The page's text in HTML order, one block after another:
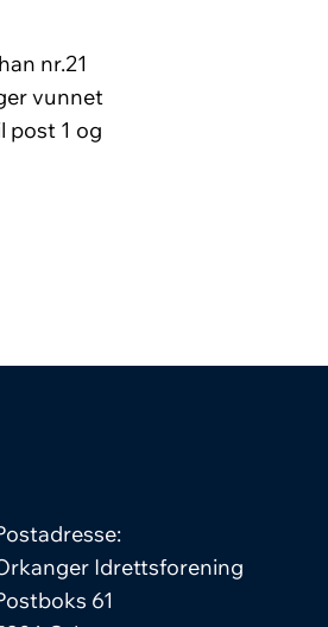
nr.21
vunnet
post 1 og
Idrettsforening
61